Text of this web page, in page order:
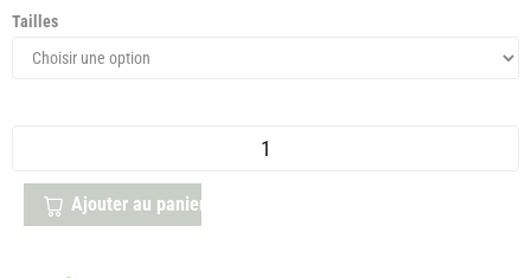
Tailles
Ajouter au panier